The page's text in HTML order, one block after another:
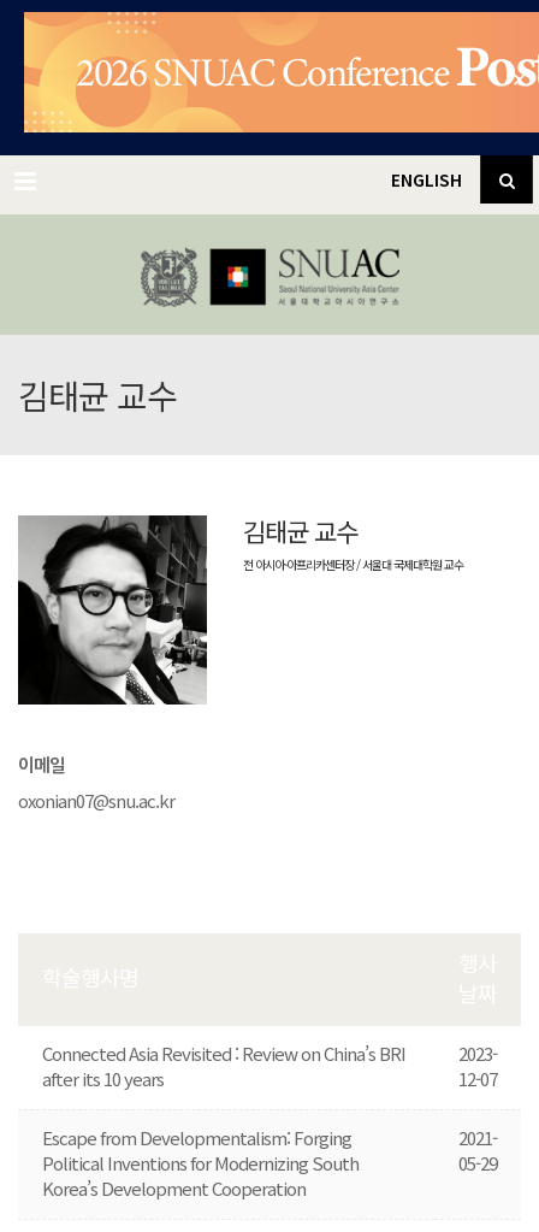
✕
ENGLISH
김태균 교수
김태균 교수
전 아시아-아프리카센터장 / 서울대 국제대학원 교수
이메일
oxonian07@snu.ac.kr
Connected Asia Revisited : Review on China’s BRI
after its 10 years
2023-
12-07
Escape from Developmentalism: Forging
Political Inventions for Modernizing South
Korea’s Development Cooperation
2021-
05-29